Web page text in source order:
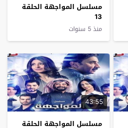
مسلسل المواجهة الحلقة
13
منذ 5 سنوات
43:55
مسلسل المواجهة الحلقة